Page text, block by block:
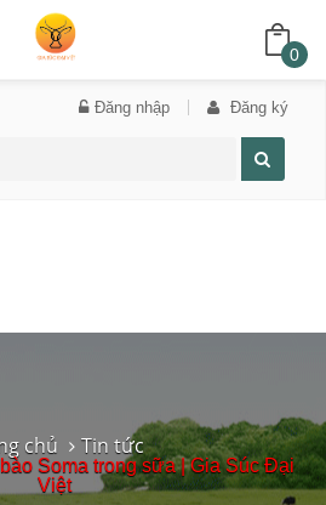
Đăng nhập Đăng ký
0
chủ Tin tức
Soma trong sữa | Gia Súc Đại
Việt